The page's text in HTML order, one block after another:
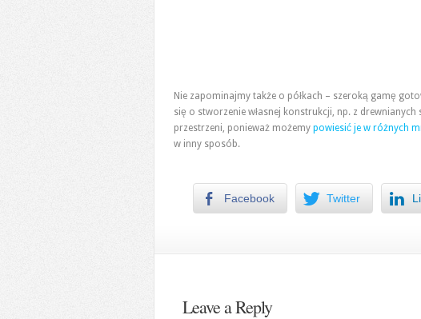
Nie zapominajmy także o półkach – szeroką gamę
się o stworzenie własnej konstrukcji, np. z
przestrzeni, ponieważ możemy powiesić je w różnych
w inny sposób.
Facebook Twitter
Leave a Reply